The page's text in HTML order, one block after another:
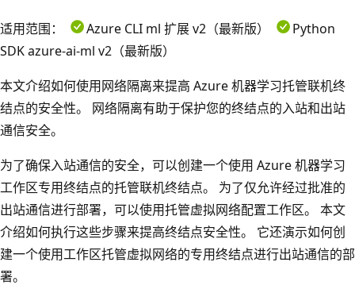
适用范围： Azure CLI ml 扩展 v2（最新版）
Python
SDK azure-ai-ml v2（最新版）
本文介绍如何使用网络隔离来提高 Azure 机器学习托管联机终
结点的安全性。 网络隔离有助于保护您的终结点的入站和出站
通信安全。
为了确保入站通信的安全，可以创建一个使用 Azure 机器学习
工作区专用终结点的托管联机终结点。 为了仅允许经过批准的
出站通信进行部署，可以使用托管虚拟网络配置工作区。 本文
介绍如何执行这些步骤来提高终结点安全性。 它还演示如何创
建一个使用工作区托管虚拟网络的专用终结点进行出站通信的部
署。